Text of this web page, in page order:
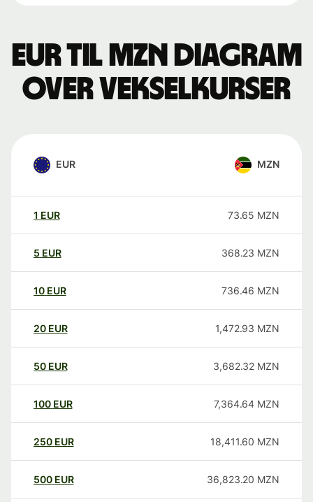
EUR til MZN Diagram
over vekselkurser
EUR MZN
1 EUR 73.65 MZN
5 EUR 368.23 MZN
10 EUR 736.46 MZN
20 EUR 1,472.93 MZN
50 EUR 3,682.32 MZN
100 EUR 7,364.64 MZN
250 EUR 18,411.60 MZN
500 EUR 36,823.20 MZN